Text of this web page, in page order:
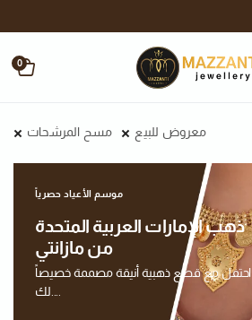
0
مسح المرشحات معروض للبيع
موسم الأعياد حصرياً
ذهب الإمارات العربية المتحدة
من مازانتي
احتفل مع قطع ذهبية أنيقة مصممة خصيصاً